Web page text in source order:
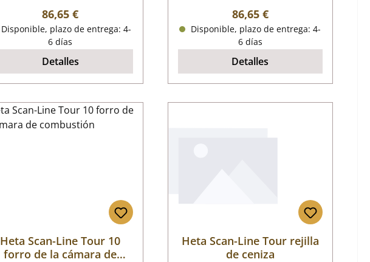
Precio normal:
86,65 €
Disponible, plazo de entrega: 4-
6 días
Detalles
Precio normal:
86,65 €
Disponible, plazo de entrega: 4-
6 días
Detalles
Heta Scan-Line Tour 10
forro de la cámara de
Heta Scan-Line Tour rejilla
de ceniza